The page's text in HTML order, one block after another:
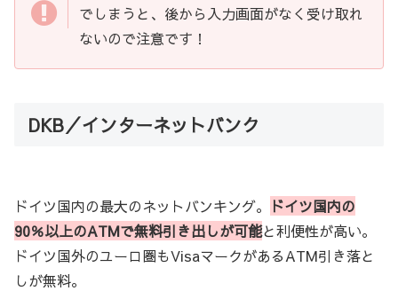
でしまうと、後から入力画面がなく受け取れ
ないので注意です！
DKB／インターネットバンク
ドイツ国内の最大のネットバンキング。
ドイツ国内の
90％以上のATMで無料引き出しが可能と利便性が高い。
ドイツ国外のユーロ圏もVisaマークがあるATM引き落と
しが無料。